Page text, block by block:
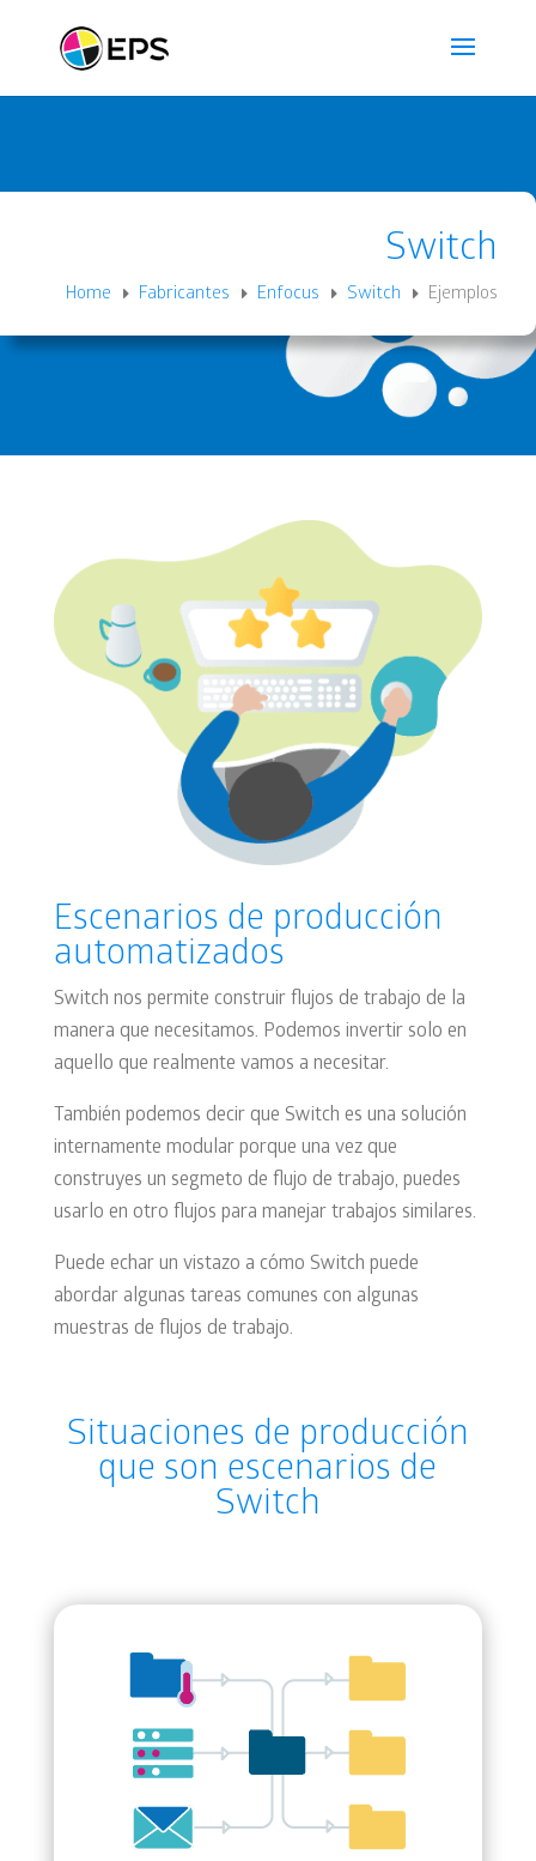
Switch
Home E Fabricantes E Enfocus E Switch E Ejemplos
Escenarios de producción
automatizados
Switch nos permite construir flujos de trabajo de la
manera que necesitamos. Podemos invertir solo en
aquello que realmente vamos a necesitar.
También podemos decir que Switch es una solución
internamente modular porque una vez que
construyes un segmeto de flujo de trabajo, puedes
usarlo en otro flujos para manejar trabajos similares.
Puede echar un vistazo a cómo Switch puede
abordar algunas tareas comunes con algunas
muestras de flujos de trabajo.
Situaciones de producción
que son escenarios de
Switch